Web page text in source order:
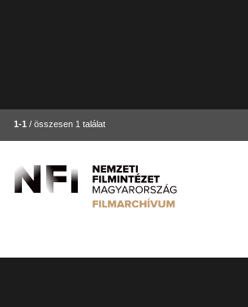
1-1 / összesen 1 találat